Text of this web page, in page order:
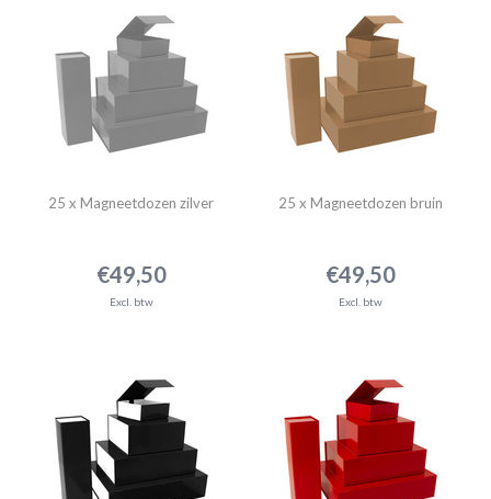
25 x Magneetdozen zilver
€49,50
Excl. btw
25 x Magneetdozen bruin
€49,50
Excl. btw